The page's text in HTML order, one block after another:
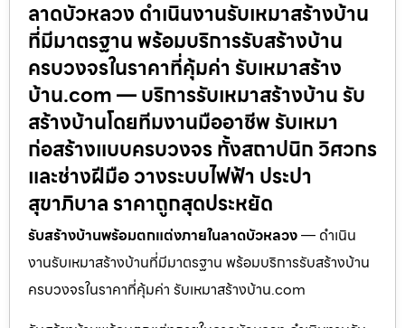
ลาดบัวหลวง ดำเนินงานรับเหมาสร้างบ้าน
ที่มีมาตรฐาน พร้อมบริการรับสร้างบ้าน
ครบวงจรในราคาที่คุ้มค่า รับเหมาสร้าง
บ้าน.com — บริการรับเหมาสร้างบ้าน รับ
สร้างบ้านโดยทีมงานมืออาชีพ รับเหมา
ก่อสร้างแบบครบวงจร ทั้งสถาปนิก วิศวกร
และช่างฝีมือ วางระบบไฟฟ้า ประปา
สุขาภิบาล ราคาถูกสุดประหยัด
รับสร้างบ้านพร้อมตกแต่งภายในลาดบัวหลวง— ดำเนิน
งานรับเหมาสร้างบ้านที่มีมาตรฐาน พร้อมบริการรับสร้างบ้าน
ครบวงจรในราคาที่คุ้มค่า รับเหมาสร้างบ้าน.com